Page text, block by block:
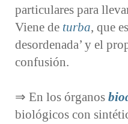
particulares para
Viene de turba, que
desordenada’ y el
confusión.
⇒ En los órganos
biológicos con